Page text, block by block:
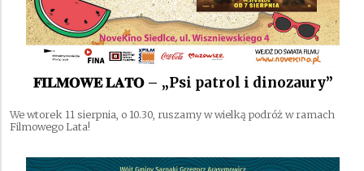
𝐅𝐈𝐋𝐌𝐎𝐖𝐄 𝐋𝐀𝐓𝐎 – „Psi patrol i dinozaury”
We wtorek 11 sierpnia, o 10.30, ruszamy w wielką podróż w ramach
Filmowego Lata!